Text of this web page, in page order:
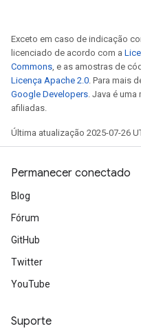
Exceto em caso de indicação
licenciado de acordo com a
Commons , e as amostras de
Licença Apache 2.0 . Para mais
Google Developers . Java é
afiliadas.
Última atualização 2025-07-26
Permanecer conectado
Blog
Fórum
GitHub
Twitter
YouTube
Suporte